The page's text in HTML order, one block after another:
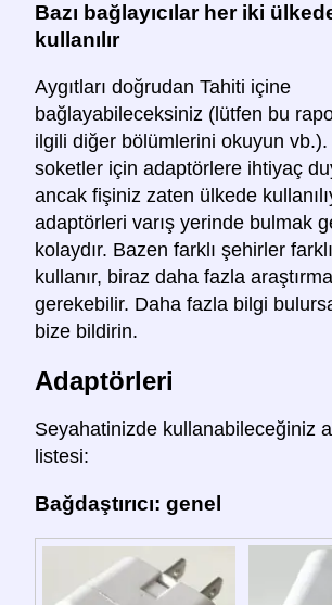
Bazı bağlayıcılar her iki
kullanılır
Aygıtları doğrudan Tahiti içine
bağlayabileceksiniz (lütfen bu
ilgili diğer bölümlerini okuyun vb.).
soketler için adaptörlere ihtiyaç
ancak fişiniz zaten ülkede
adaptörleri varış yerinde bulmak
kolaydır. Bazen farklı şehirler
kullanır, biraz daha fazla
gerekebilir. Daha fazla bilgi
bize bildirin.
Adaptörleri
Seyahatinizde kullanabileceğiniz
listesi:
Bağdaştırıcı: genel